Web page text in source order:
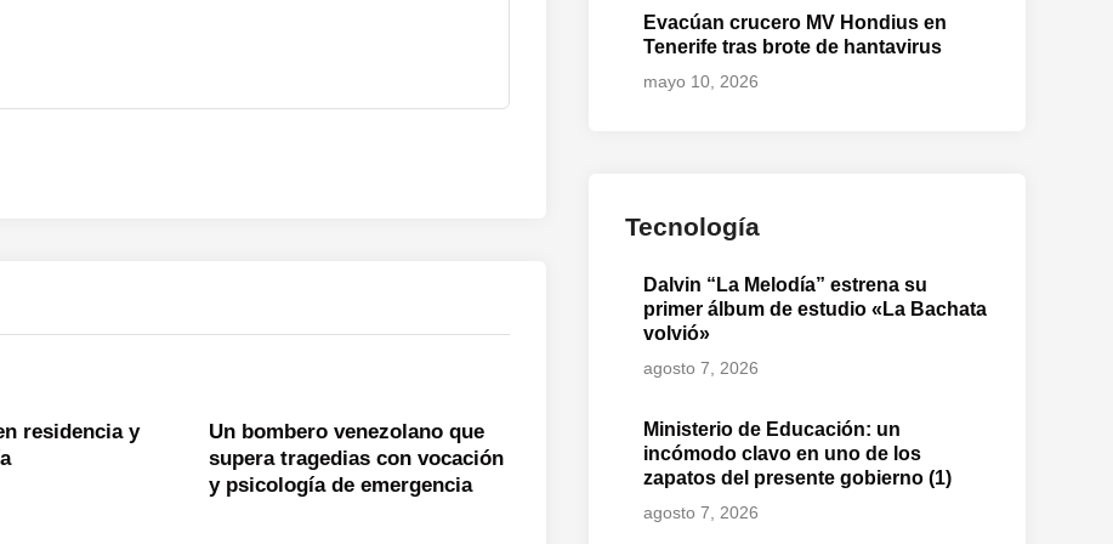
residencia y
Un bombero venezolano que
supera tragedias con vocación
y psicología de emergencia
Evacúan crucero MV Hondius en
Tenerife tras brote de hantavirus
mayo 10, 2026
Tecnología
Dalvin “La Melodía” estrena su
primer álbum de estudio «La Bachata
volvió»
agosto 7, 2026
Ministerio de Educación: un
incómodo clavo en uno de los
zapatos del presente gobierno (1)
agosto 7, 2026